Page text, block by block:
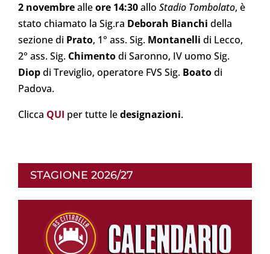
2 novembrealleore 14:30allo Stadio Tombolato, è
stato chiamato la Sig.ra Deborah Bianchi della
sezione di Prato, 1° ass. Sig. Montanelli di Lecco,
2° ass. Sig. Chimentodi Saronno, IV uomo Sig.
Diopdi Treviglio, operatore FVS Sig. Boatodi
Padova.
Clicca QUI per tutte ledesignazioni.
STAGIONE 2026/27